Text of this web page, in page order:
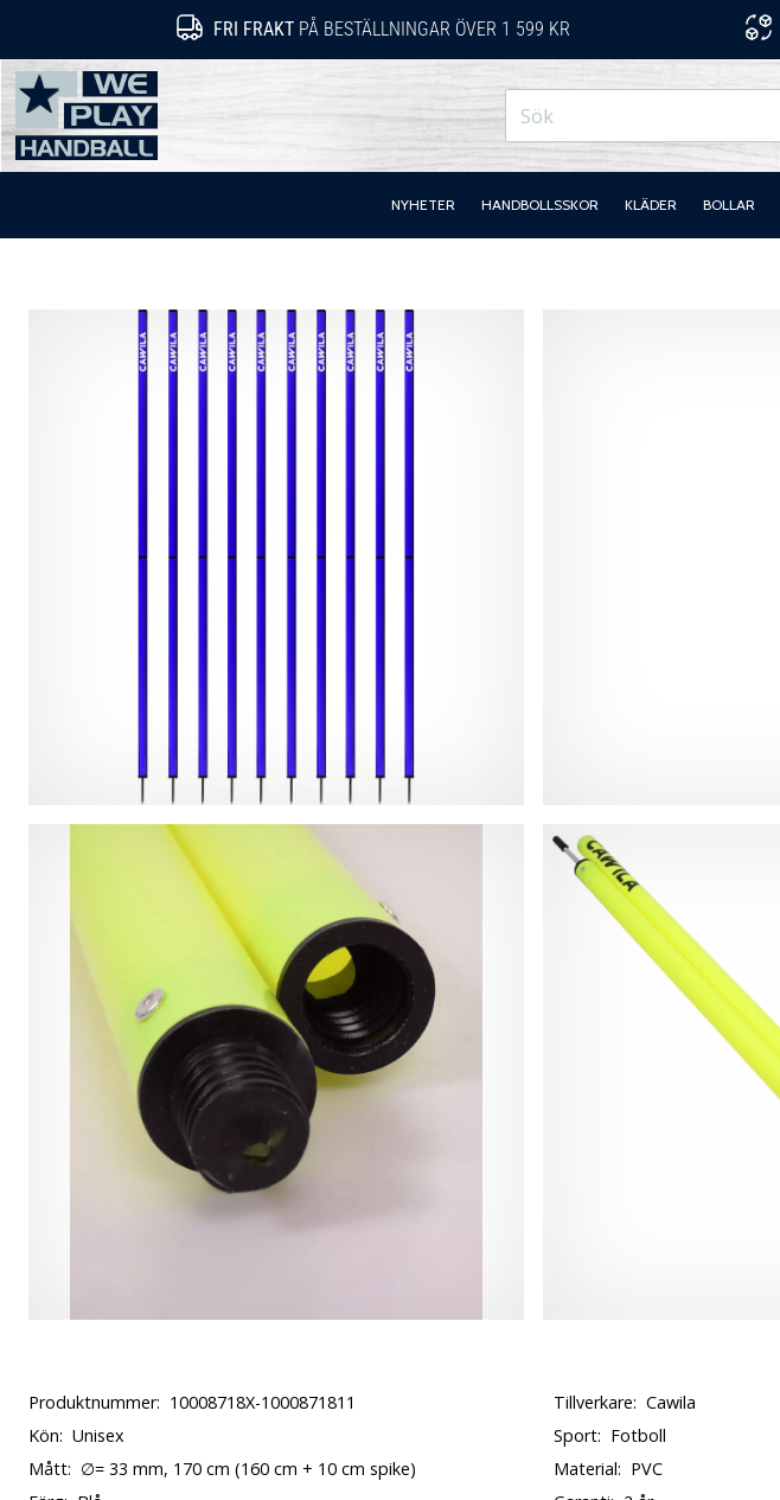
FRI FRAKTPÅ BESTÄLLNINGAR ÖVER 1 599 KR
WePlayHandball.se
NYHETER HANDBOLLSSKOR KLÄDER BOLLAR
Produktnummer: 10008718X-1000871811 Tillverkare: Cawila
Kön: Unisex Sport: Fotboll
Mått: ∅= 33 mm, 170 cm (160 cm + 10 cm spike) Material: PVC